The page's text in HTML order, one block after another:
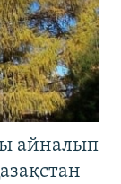
айналып